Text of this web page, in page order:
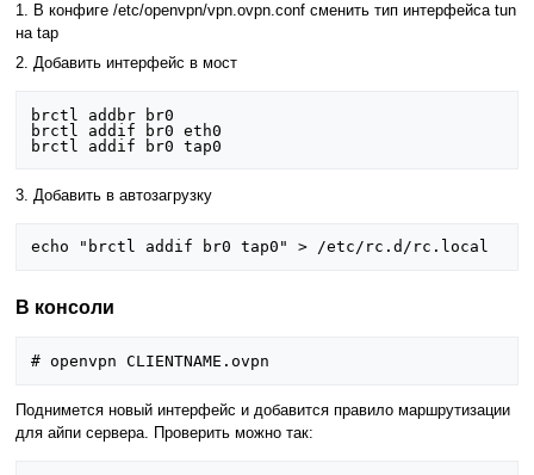
1. В конфиге /etc/openvpn/vpn.ovpn.conf сменить тип интерфейса tun
на tap
2. Добавить интерфейс в мост
brctl addbr br0
brctl addif br0 eth0
3. Добавить в автозагрузку
В консоли
Поднимется новый интерфейс и добавится правило маршрутизации
для айпи сервера. Проверить можно так: